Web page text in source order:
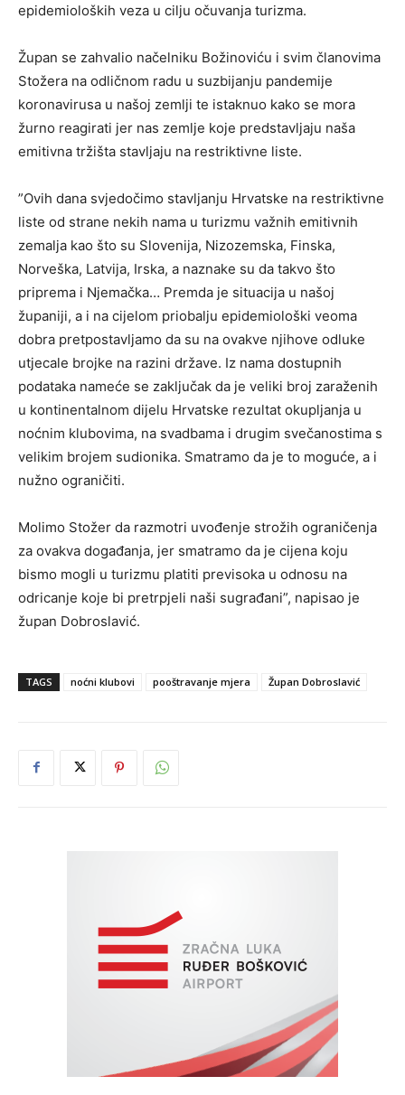
epidemioloških veza u cilju očuvanja turizma.
Župan se zahvalio načelniku Božinoviću i svim članovima
Stožera na odličnom radu u suzbijanju pandemije
koronavirusa u našoj zemlji te istaknuo kako se mora
žurno reagirati jer nas zemlje koje predstavljaju naša
emitivna tržišta stavljaju na restriktivne liste.
”Ovih dana svjedočimo stavljanju Hrvatske na restriktivne
liste od strane nekih nama u turizmu važnih emitivnih
zemalja kao što su Slovenija, Nizozemska, Finska,
Norveška, Latvija, Irska, a naznake su da takvo što
priprema i Njemačka… Premda je situacija u našoj
županiji, a i na cijelom priobalju epidemiološki veoma
dobra pretpostavljamo da su na ovakve njihove odluke
utjecale brojke na razini države. Iz nama dostupnih
podataka nameće se zaključak da je veliki broj zaraženih
u kontinentalnom dijelu Hrvatske rezultat okupljanja u
noćnim klubovima, na svadbama i drugim svečanostima s
velikim brojem sudionika. Smatramo da je to moguće, a i
nužno ograničiti.
Molimo Stožer da razmotri uvođenje strožih ograničenja
za ovakva događanja, jer smatramo da je cijena koju
bismo mogli u turizmu platiti previsoka u odnosu na
odricanje koje bi pretrpjeli naši sugrađani”, napisao je
župan Dobroslavić.
TAGS noćni klubovi pooštravanje mjera Župan Dobroslavić